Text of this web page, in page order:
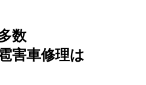
数
害車修理は